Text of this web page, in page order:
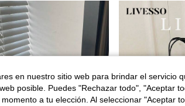
en nuestro sitio web para brindar el servicio
posible. Puedes "Rechazar todo", "Aceptar
a tu elección. Al seleccionar "Aceptar